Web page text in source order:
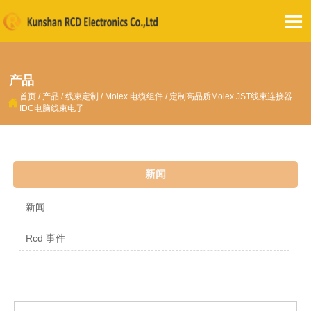

产品
 首页 / 产品 /线束定制 / Molex 电缆组件 / 定制高品质Molex JST线束连接器
IDC电脑线束电子
新闻
新闻
Rcd 事件